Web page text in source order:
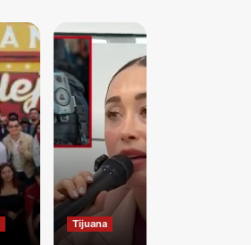
Tijuana